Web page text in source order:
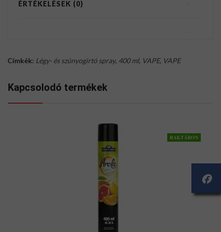
ÉRTÉKELÉSEK (0)
Címkék: Légy- és szúnyogirtó spray, 400 ml, VAPE, VAPE
Kapcsolodó termékek
RAKTÁRON